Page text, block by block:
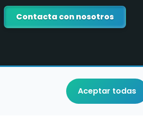
Contacta con nosotros
Aceptar todas